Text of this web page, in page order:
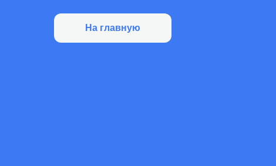
На главную